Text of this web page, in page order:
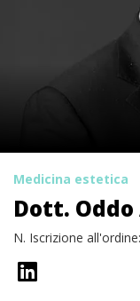
Medicina estetica
Dott.
N. Iscrizione